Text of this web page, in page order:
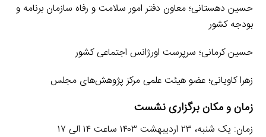
حسین دهستانی؛ معاون دفتر امور سلامت و رفاه سازمان برنامه و
بودجه کشور
حسین کرمانی؛ سرپرست اورژانس اجتماعی کشور
زهرا کاویانی؛ عضو هیئت علمی مرکز پژوهش‌های مجلس
زمان و مکان برگزاری نشست
زمان: یک شنبه، ۲۳ اردیبهشت ۱۴۰۳ ساعت ۱۴ الی ۱۷